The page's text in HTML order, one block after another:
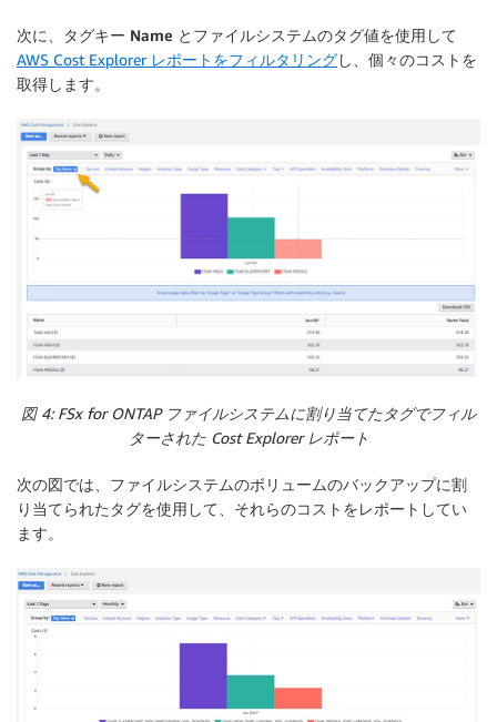
次に、タグキー Name とファイルシステムのタグ値を使用して
AWS Cost Explorer レポートをフィルタリングし、個々のコストを
取得します。
図 4: FSx for ONTAP ファイルシステムに割り当てたタグでフィル
ターされた Cost Explorer レポート
次の図では、ファイルシステムのボリュームのバックアップに割
り当てられたタグを使用して、それらのコストをレポートしてい
ます。